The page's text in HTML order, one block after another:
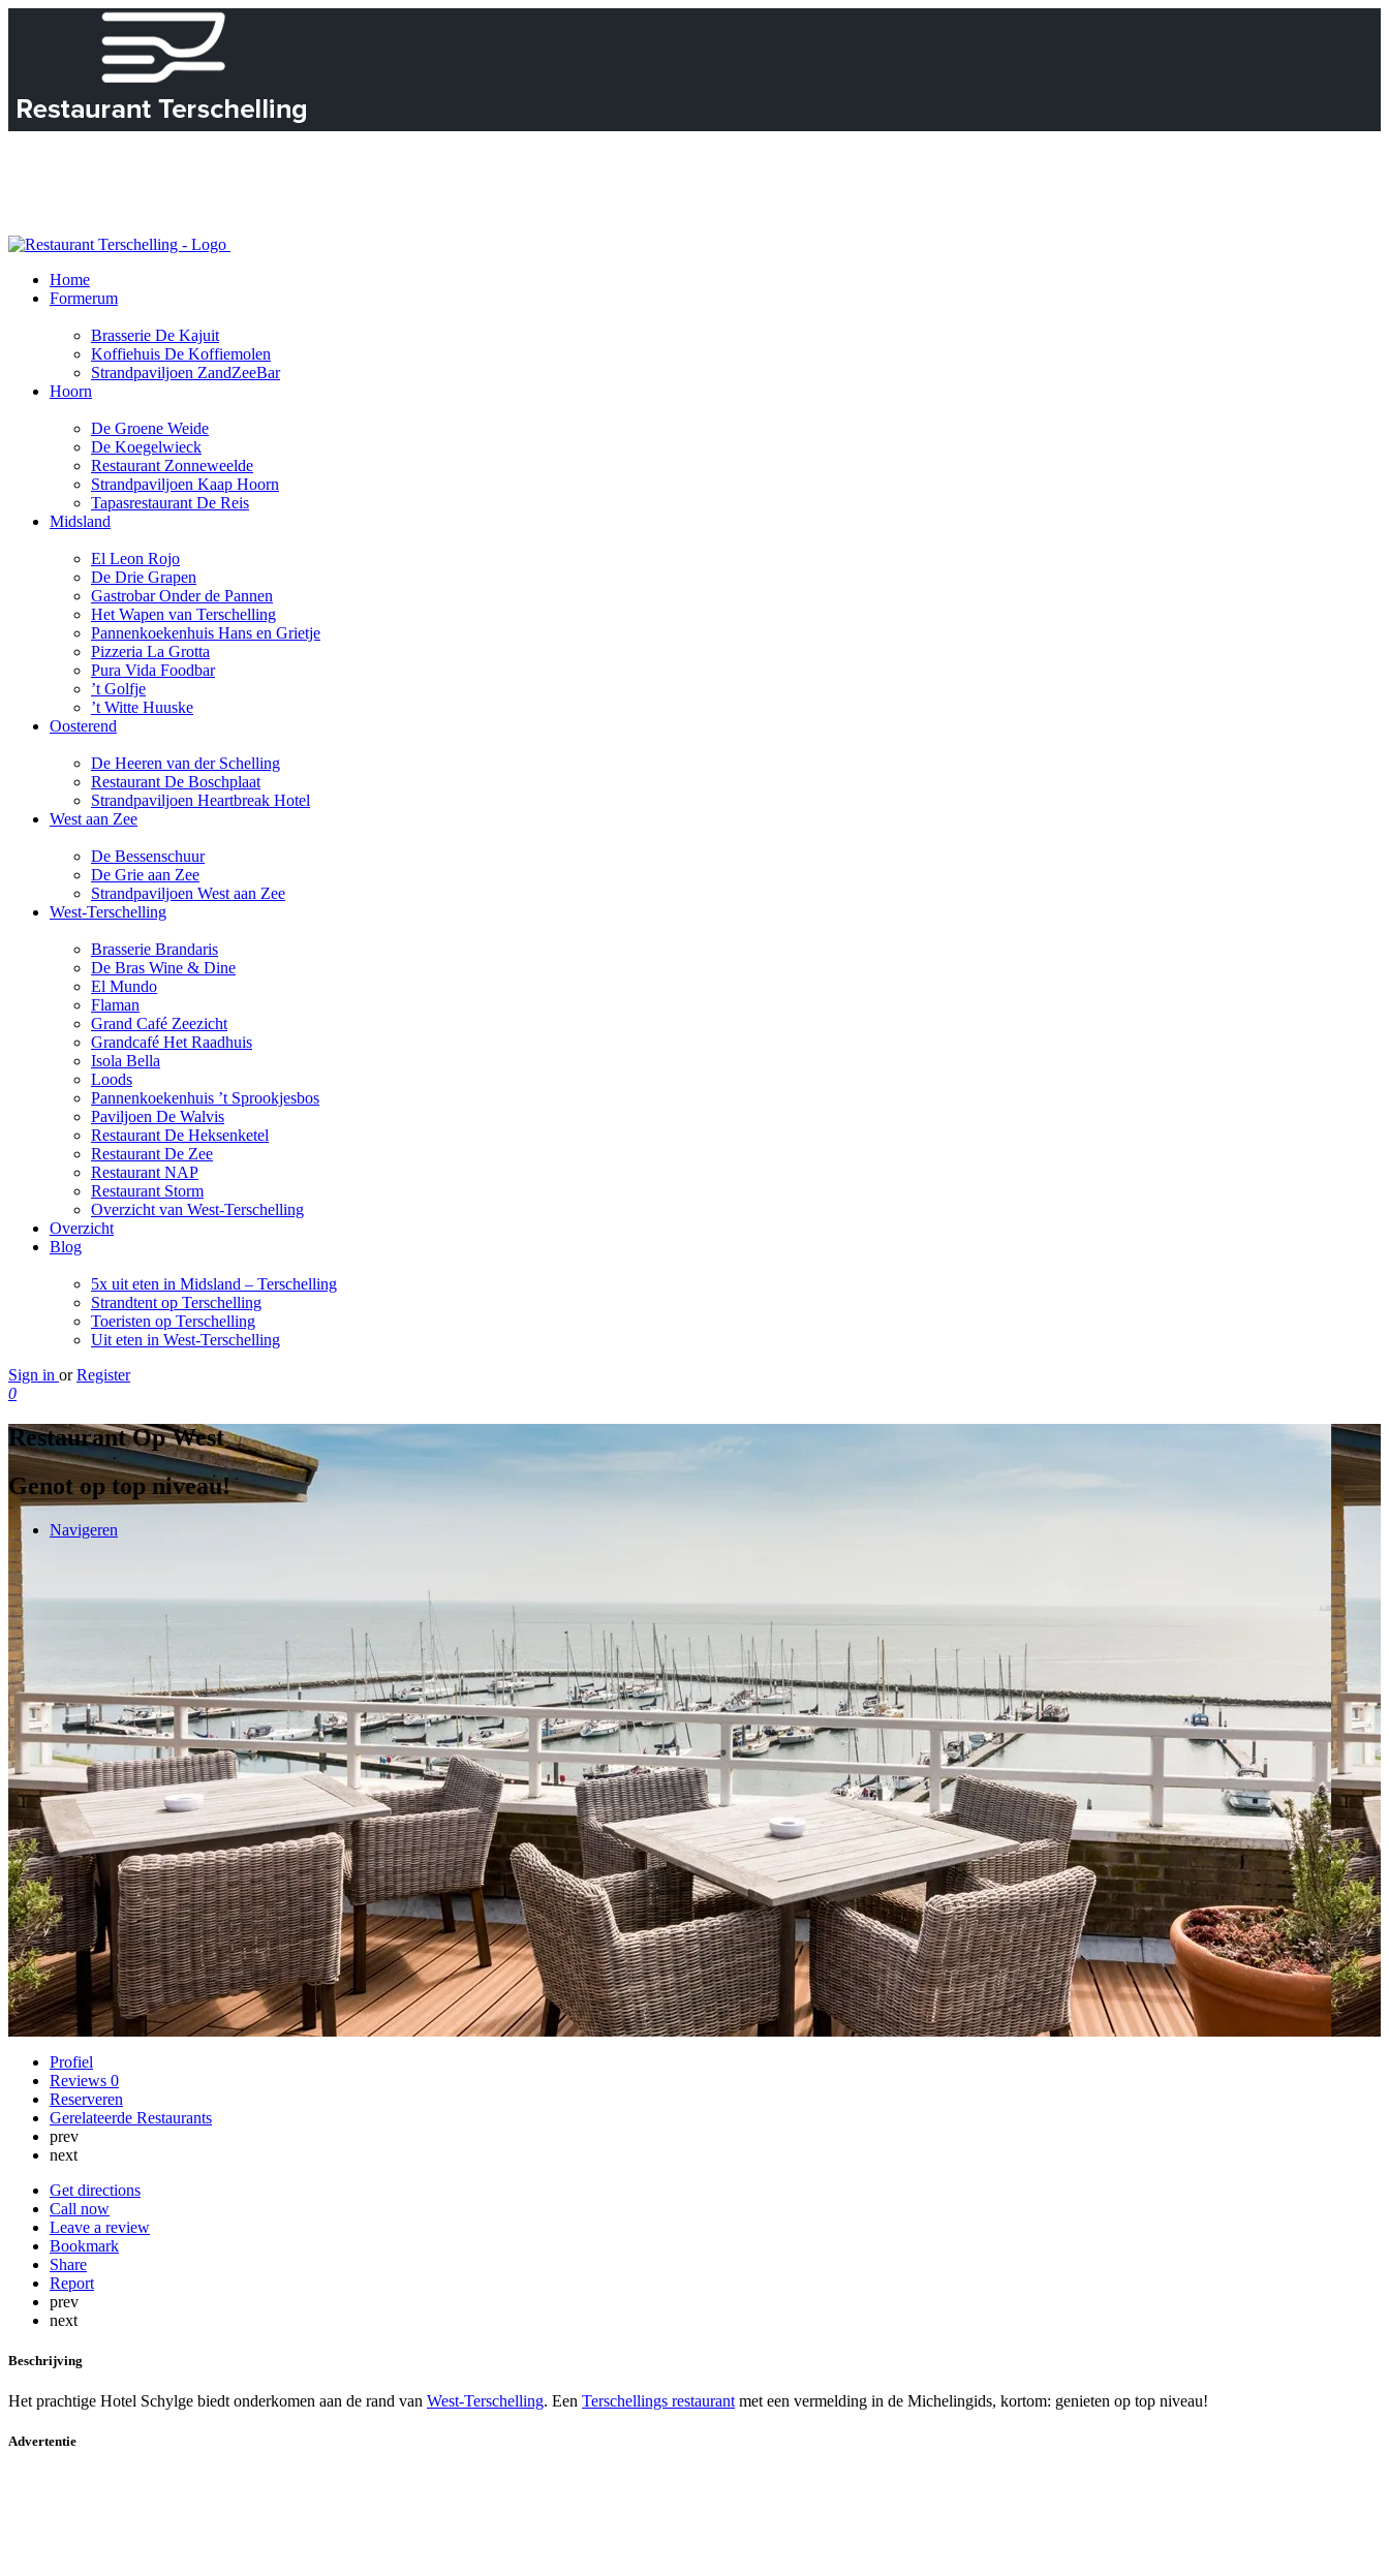
Home
Formerum
Brasserie De Kajuit
Koffiehuis De Koffiemolen
Strandpaviljoen ZandZeeBar
Hoorn
De Groene Weide
De Koegelwieck
Restaurant Zonneweelde
Strandpaviljoen Kaap Hoorn
Tapasrestaurant De Reis
Midsland
El Leon Rojo
De Drie Grapen
Gastrobar Onder de Pannen
Het Wapen van Terschelling
Pannenkoekenhuis Hans en Grietje
Pizzeria La Grotta
Pura Vida Foodbar
’t Golfje
’t Witte Huuske
Oosterend
De Heeren van der Schelling
Restaurant De Boschplaat
Strandpaviljoen Heartbreak Hotel
West aan Zee
De Bessenschuur
De Grie aan Zee
Strandpaviljoen West aan Zee
West-Terschelling
Brasserie Brandaris
De Bras Wine & Dine
El Mundo
Flaman
Grand Café Zeezicht
Grandcafé Het Raadhuis
Isola Bella
Loods
Pannenkoekenhuis ’t Sprookjesbos
Paviljoen De Walvis
Restaurant De Heksenketel
Restaurant De Zee
Restaurant NAP
Restaurant Storm
Overzicht van West-Terschelling
Overzicht
Blog
5x uit eten in Midsland – Terschelling
Strandtent op Terschelling
Toeristen op Terschelling
Uit eten in West-Terschelling
Sign in or Register
0
Restaurant Op West
Genot op top niveau!
Navigeren
Profiel
Reviews 0
Reserveren
Gerelateerde Restaurants
prev
next
Get directions
Call now
Leave a review
Bookmark
Share
Report
prev
next
Beschrijving
Het prachtige Hotel Schylge biedt onderkomen aan de rand van West-Terschelling. Een Terschellings restaurant met een vermelding in de Michelingids, kortom: genieten op top niveau!
Advertentie